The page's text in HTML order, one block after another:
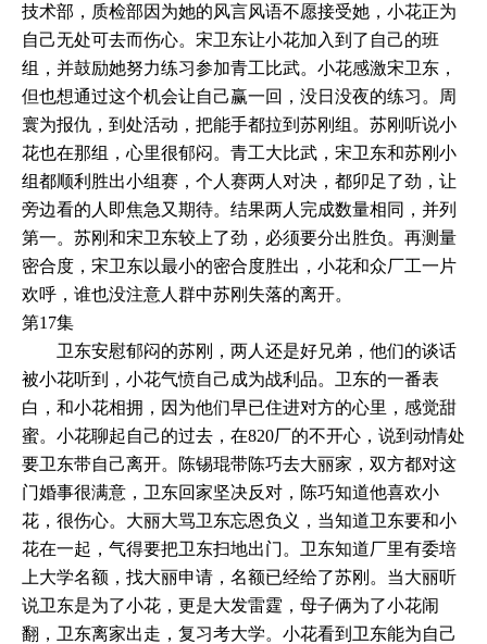
技术部，质检部因为她的风言风语不愿接受她，小花正为
自己无处可去而伤心。宋卫东让小花加入到了自己的班
组，并鼓励她努力练习参加青工比武。小花感激宋卫东，
但也想通过这个机会让自己赢一回，没日没夜的练习。周
寰为报仇，到处活动，把能手都拉到苏刚组。苏刚听说小
花也在那组，心里很郁闷。青工大比武，宋卫东和苏刚小
组都顺利胜出小组赛，个人赛两人对决，都卯足了劲，让
旁边看的人即焦急又期待。结果两人完成数量相同，并列
第一。苏刚和宋卫东较上了劲，必须要分出胜负。再测量
密合度，宋卫东以最小的密合度胜出，小花和众厂工一片
欢呼，谁也没注意人群中苏刚失落的离开。
第17集
卫东安慰郁闷的苏刚，两人还是好兄弟，他们的谈话
被小花听到，小花气愤自己成为战利品。卫东的一番表
白，和小花相拥，因为他们早已住进对方的心里，感觉甜
蜜。小花聊起自己的过去，在820厂的不开心，说到动情处
要卫东带自己离开。陈锡琨带陈巧去大丽家，双方都对这
门婚事很满意，卫东回家坚决反对，陈巧知道他喜欢小
花，很伤心。大丽大骂卫东忘恩负义，当知道卫东要和小
花在一起，气得要把卫东扫地出门。卫东知道厂里有委培
上大学名额，找大丽申请，名额已经给了苏刚。当大丽听
说卫东是为了小花，更是大发雷霆，母子俩为了小花闹
翻，卫东离家出走，复习考大学。小花看到卫东能为自己